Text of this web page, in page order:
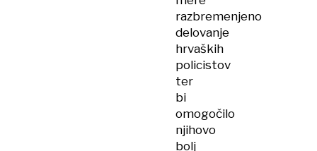
razbremenjeno
delovanje
hrvaških
policistov
ter
bi
omogočilo
njihovo
bolj